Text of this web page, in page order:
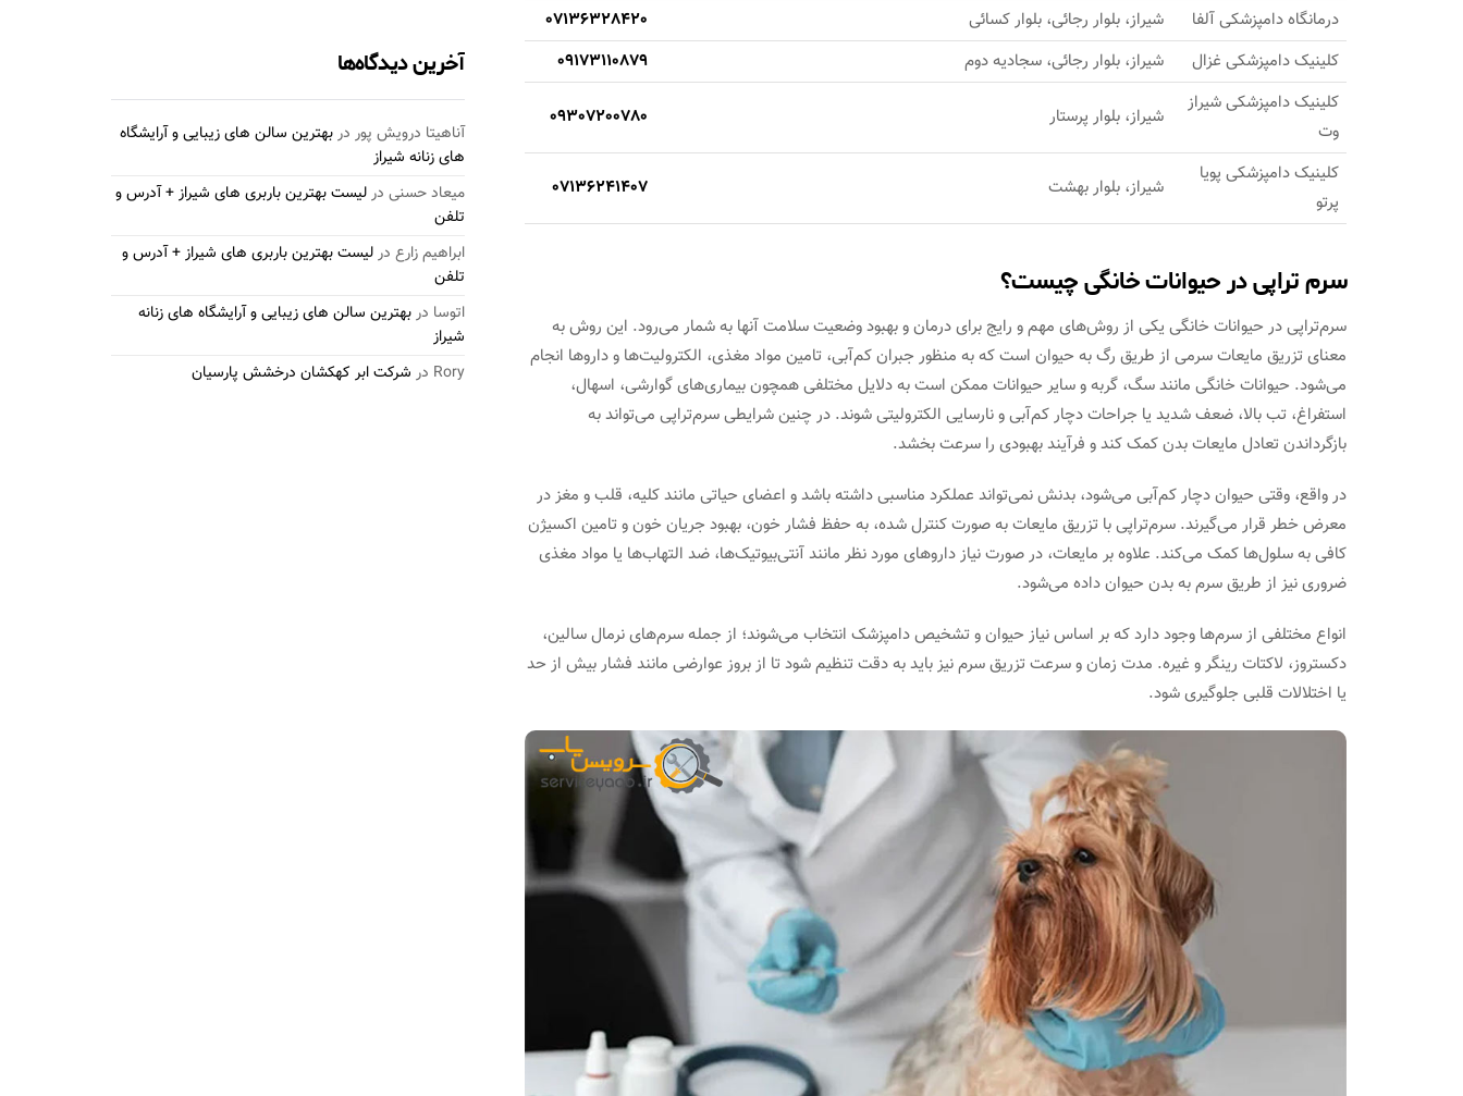
درمانگاه دامپزشکی آلفا
شیراز، بلوار رجائی، بلوار کسائی
07136328420
کلینیک دامپزشکی غزال
شیراز، بلوار رجائی، سجادیه دوم
09173110879
کلینیک دامپزشکی شیراز
وت
شیراز، بلوار پرستار 09307200780
کلینیک دامپزشکی پویا
پرتو
شیراز، بلوار بهشت 07136241407
سرم تراپی در حیوانات خانگی چیست؟
سرم‌تراپی در حیوانات خانگی یکی از روش‌های مهم و رایج برای درمان و بهبود وضعیت سلامت آنها به شمار می‌رود. این روش به
معنای تزریق مایعات سرمی از طریق رگ به حیوان است که به منظور جبران کم‌آبی، تامین مواد مغذی، الکترولیت‌ها و داروها انجام
می‌شود. حیوانات خانگی مانند سگ، گربه و سایر حیوانات ممکن است به دلایل مختلفی همچون بیماری‌های گوارشی، اسهال،
استفراغ، تب بالا، ضعف شدید یا جراحات دچار کم‌آبی و نارسایی الکترولیتی شوند. در چنین شرایطی سرم‌تراپی می‌تواند به
بازگرداندن تعادل مایعات بدن کمک کند و فرآیند بهبودی را سرعت بخشد.
در واقع، وقتی حیوان دچار کم‌آبی می‌شود، بدنش نمی‌تواند عملکرد مناسبی داشته باشد و اعضای حیاتی مانند کلیه، قلب و مغز در
معرض خطر قرار می‌گیرند. سرم‌تراپی با تزریق مایعات به صورت کنترل شده، به حفظ فشار خون، بهبود جریان خون و تامین اکسیژن
کافی به سلول‌ها کمک می‌کند. علاوه بر مایعات، در صورت نیاز داروهای مورد نظر مانند آنتی‌بیوتیک‌ها، ضد التهاب‌ها یا مواد مغذی
ضروری نیز از طریق سرم به بدن حیوان داده می‌شود.
انواع مختلفی از سرم‌ها وجود دارد که بر اساس نیاز حیوان و تشخیص دامپزشک انتخاب می‌شوند؛ از جمله سرم‌های نرمال سالین،
دکستروز، لاکتات رینگر و غیره. مدت زمان و سرعت تزریق سرم نیز باید به دقت تنظیم شود تا از بروز عوارضی مانند فشار بیش از حد
یا اختلالات قلبی جلوگیری شود.
آخرین دیدگاه‌ها
آناهیتا درویش پور دربهترین سالن های زیبایی و آرایشگاه
های زنانه شیراز
میعاد حسنی درلیست بهترین باربری های شیراز + آدرس و
تلفن
ابراهیم زارع درلیست بهترین باربری های شیراز + آدرس و
تلفن
اتوسا دربهترین سالن های زیبایی و آرایشگاه های زنانه
شیراز
Rory در شرکت ابر کهکشان درخشش پارسیان